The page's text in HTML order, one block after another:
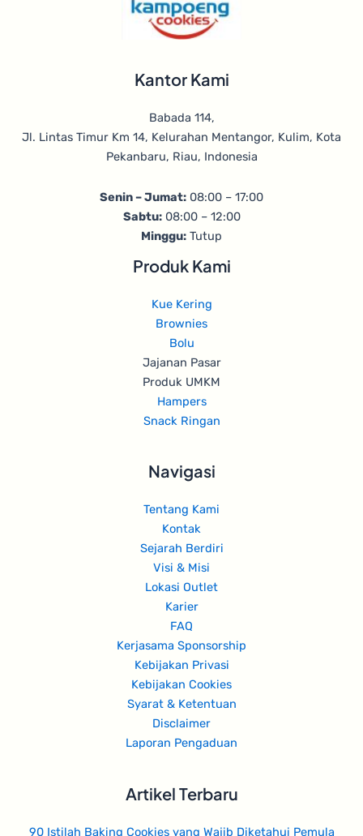
Kantor Kami
Babada 114,
Jl. Lintas Timur Km 14, Kelurahan Mentangor, Kulim, Kota
Pekanbaru, Riau, Indonesia
Senin – Jumat: 08:00 – 17:00
Sabtu:08:00 – 12:00
Minggu: Tutup
Produk Kami
Kue Kering
Brownies
Bolu
Jajanan Pasar
Produk UMKM
Hampers
Snack Ringan
Navigasi
Tentang Kami
Kontak
Sejarah Berdiri
Visi & Misi
Lokasi Outlet
Karier
FAQ
Kerjasama Sponsorship
Kebijakan Privasi
Kebijakan Cookies
Syarat & Ketentuan
Disclaimer
Laporan Pengaduan
Artikel Terbaru
90 Istilah Baking Cookies yang Wajib Diketahui Pemula